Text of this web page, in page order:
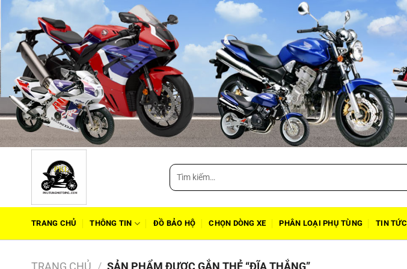
Tìm
kiếm:
TRANG CHỦ THÔNG TIN ĐỒ BẢO HỘ CHỌN DÒNG XE PHÂN LOẠI PHỤ TÙNG TIN TỨC